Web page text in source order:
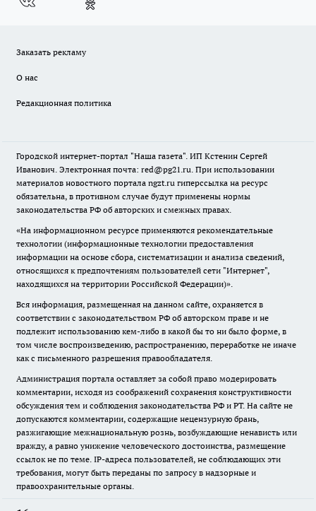
Заказать рекламу
О нас
Редакционная политика
Городской интернет-портал "Наша газета". ИП Кстенин Сергей
Иванович. Электронная почта: red@pg21.ru. При использовании
материалов новостного портала ngzt.ru гиперссылка на ресурс
обязательна, в противном случае будут применены нормы
законодательства РФ об авторских и смежных правах.
«На информационном ресурсе применяются рекомендательные
технологии (информационные технологии предоставления
информации на основе сбора, систематизации и анализа сведений,
относящихся к предпочтениям пользователей сети "Интернет",
находящихся на территории Российской Федерации)».
Вся информация, размещенная на данном сайте, охраняется в
соответствии с законодательством РФ об авторском праве и не
подлежит использованию кем-либо в какой бы то ни было форме, в
том числе воспроизведению, распространению, переработке не иначе
как с письменного разрешения правообладателя.
Администрация портала оставляет за собой право модерировать
комментарии, исходя из соображений сохранения конструктивности
обсуждения тем и соблюдения законодательства РФ и РТ. На сайте не
допускаются комментарии, содержащие нецензурную брань,
разжигающие межнациональную рознь, возбуждающие ненависть или
вражду, а равно унижение человеческого достоинства, размещение
ссылок не по теме. IP-адреса пользователей, не соблюдающих эти
требования, могут быть переданы по запросу в надзорные и
правоохранительные органы.